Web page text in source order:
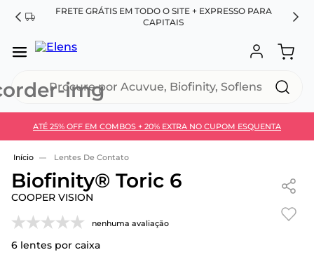
FRETE GRÁTIS EM TODO O SITE + EXPRESSO PARA
CAPITAIS
ATÉ 25% OFF EM COMBOS + 20% EXTRA NO CUPOM ESQUENTA
Use 30HOJE e ganhe 30% OFF + economia extra no
Lentes De Contato
Biofinity® Toric 6
COOPER VISION
nenhuma avaliação
6 lentes por caixa